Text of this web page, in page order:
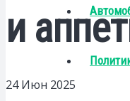
и
24 Июн 2025